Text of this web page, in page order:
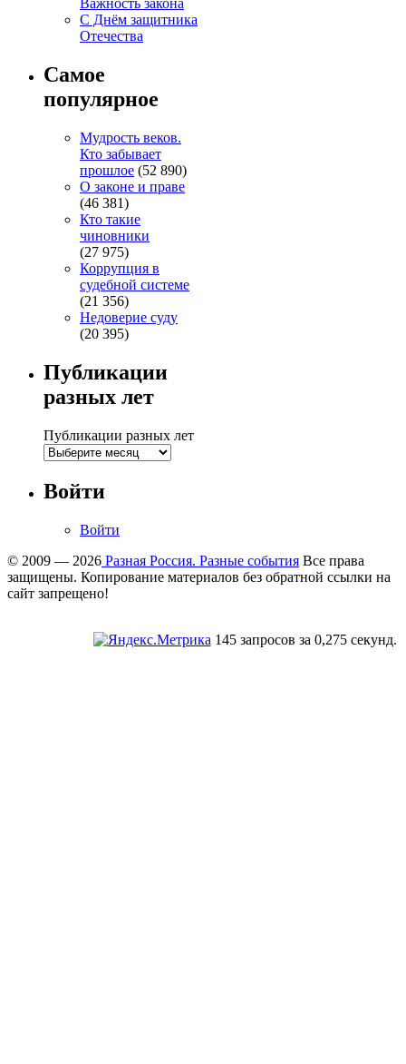
Важность закона
С Днём защитника
Отечества
Самое
популярное
Мудрость веков.
Кто забывает
прошлое (52 890)
О законе и праве
(46 381)
Кто такие
чиновники
(27 975)
Коррупция в
судебной системе
(21 356)
Недоверие суду
(20 395)
Публикации
разных лет
Публикации разных лет
Войти
Войти
© 2009 — 2026 Разная Россия. Разные события Все права
защищены. Копирование материалов без обратной ссылки на
сайт запрещено!
145 запросов за 0,275 секунд.